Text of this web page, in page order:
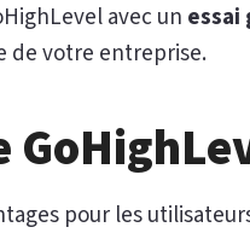
avec un essai
de votre entreprise.
pour les